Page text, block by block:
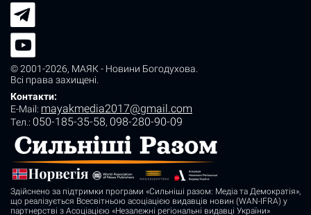
© 2001-2026, МАЯК - Новини Богодухова
Всі права захищені.
Контакти:
E-Mail: mayakmedia2017@gmail.com
Tел.: 050-185-35-58, 098-280-90-09
Здійснено за підтримки програми «Сильніші разом: Медіа та Демократія»,
що реалізується Всесвітньою асоціацією видавців новин (WAN-IFRA) у
партнерстві з Асоціацією «Незалежні регіональні видавці України»